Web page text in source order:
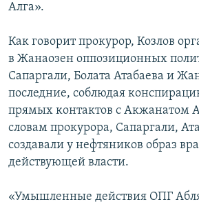
Алга».
Как говорит прокурор, Козлов
в Жанаозен оппозиционных
Сапаргали, Болата Атабаева и
последние, соблюдая
прямых контактов с
словам прокурора, Сапаргали,
создавали у нефтяников образ
действующей власти.
«Умышленные действия ОПГ